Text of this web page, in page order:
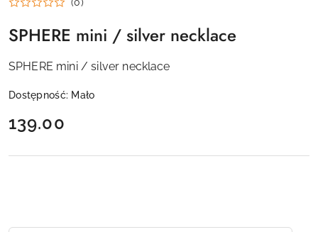
(0)
SPHERE mini / silver necklace
SPHERE mini / silver necklace
Dostępność: Mało
cena:
139.00